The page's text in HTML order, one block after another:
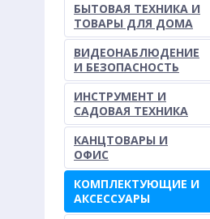
БЫТОВАЯ ТЕХНИКА И
ТОВАРЫ ДЛЯ ДОМА
ВИДЕОНАБЛЮДЕНИЕ
И БЕЗОПАСНОСТЬ
ИНСТРУМЕНТ И
САДОВАЯ ТЕХНИКА
КАНЦТОВАРЫ И
ОФИС
КОМПЛЕКТУЮЩИЕ И
АКСЕССУАРЫ